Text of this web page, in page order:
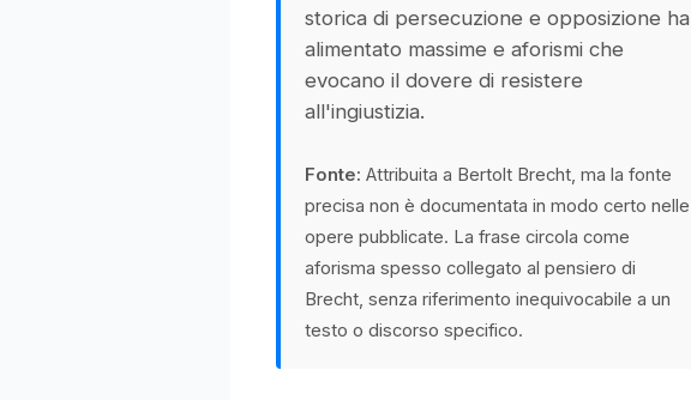
storica di persecuzione e opposizione ha
alimentato massime e aforismi che
evocano il dovere di resistere
all'ingiustizia.
Fonte: Attribuita a Bertolt Brecht, ma la fonte
precisa non è documentata in modo certo nelle
opere pubblicate. La frase circola come
aforisma spesso collegato al pensiero di
Brecht, senza riferimento inequivocabile a un
testo o discorso specifico.